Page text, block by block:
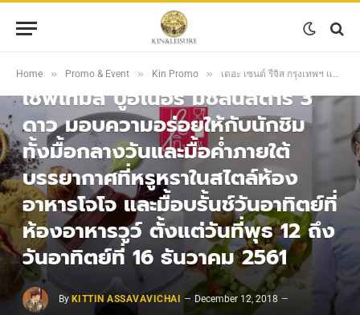
Home » Promo & Event » Kin Promo » เดอะ เซนต์ รีจิส กรุงเทพฯ แนะนำ เชฟโทมัส บูฮ์เนอร์ มิชลินสตาร์ 3 ดาว มอบความอร่อยให้กับนักชิม ทั้งมื้อกลางวันและมื้อค่ำภายใต้บรรยากาศที่หรูหราในสไตล์ห้องอาหารโจโจ และมื้อบรั้นช์วันอาทิตย์ที่ห้องอาหารวูว์ ตั้งแต่วันที่พุธ 12 ถึงวันอาทิตย์ที่ 16 ธันวาคม 2561
KIN PROMO
เดอะ เซนต์ รีจิส กรุงเทพฯ แนะนำ
เชฟโทมัส บูฮ์เนอร์ มิชลินสตาร์ 3
ดาว มอบความอร่อยให้กับนักชิม
ทั้งมื้อกลางวันและมื้อค่ำภายใต้
บรรยากาศที่หรูหราในสไตล์ห้อง
อาหารโจโจ และมื้อบรั้นช์วันอาทิตย์ที่
ห้องอาหารวูว์ ตั้งแต่วันที่พุธ 12 ถึง
วันอาทิตย์ที่ 16 ธันวาคม 2561
By KITTIN ASSAVAVICHAI
December 12, 2018